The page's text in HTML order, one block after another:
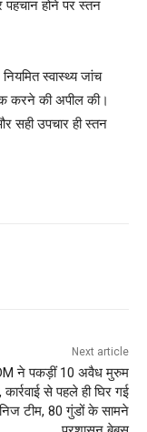
पहचान होने पर स्तन
स्वास्थ्य जांच
करने की अपील की।
सही उपचार ही स्तन
Next article
ने पकड़ीं 10 अवैध मुरुम
कार्रवाई से पहले ही घिर गई
टीम, 80 गुंडों के सामने